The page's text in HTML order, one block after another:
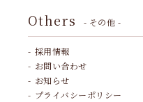
Others - その他 -
採用情報
お問い合わせ
お知らせ
プライバシーポリシー